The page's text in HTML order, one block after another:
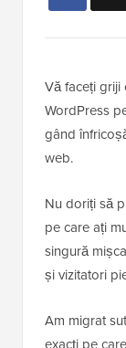
Vă faceți griji
WordPress
gând
web.
Nu doriți să
pe care ați
singură
și vizitatori
Am migrat
exacți pe